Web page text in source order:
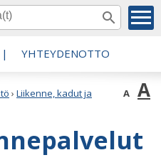
| YHTEYDENOTTO
› Liikenne, kadut ja
A A